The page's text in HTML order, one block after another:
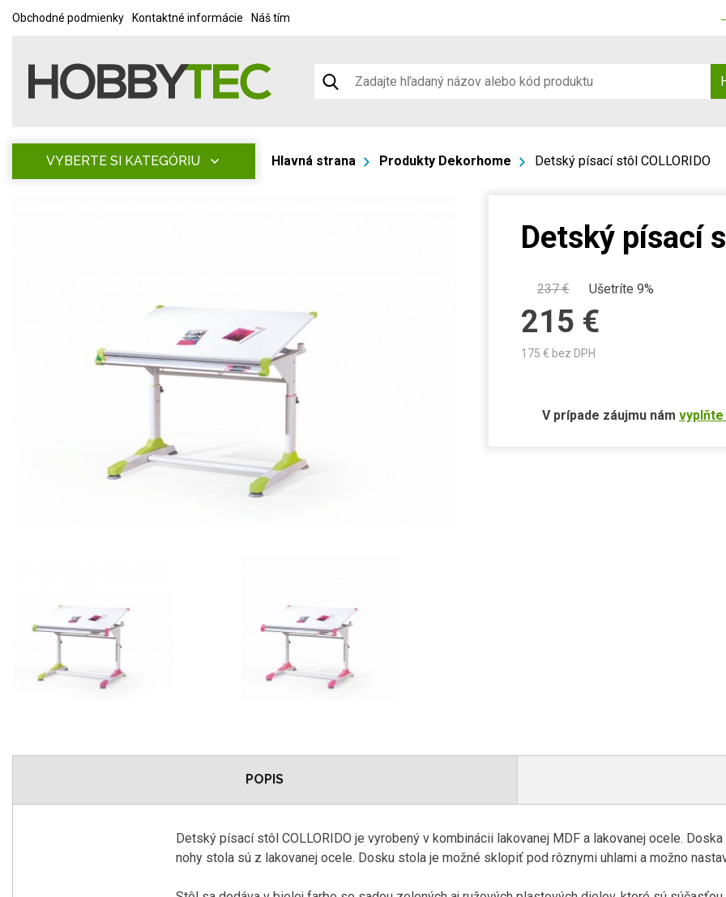
Obchodné podmienky Kontaktné informácie Náš tím
VYBERTE SI KATEGÓRIU Hlavná strana Produkty Dekorhome Detský písací stôl COLLORIDO
Detský písací
237€ Ušetríte 9%
215 €
175 € bez DPH
V prípade záujmu nám
POPIS
Detský písací stôl COLLORIDO je vyrobený v kombinácii lakovanej MDF a lakovanej ocele.
nohy stola sú z lakovanej ocele. Dosku stola je možné sklopiť pod rôznymi uhlami a možno